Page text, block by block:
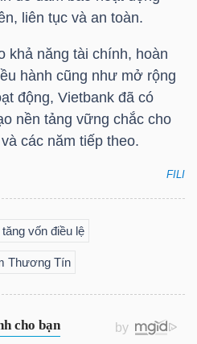
liên tục và an toàn.
khả năng tài chính, hoàn
hành cũng như mở rộng
động, Vietbank đã có
nền tảng vững chắc cho
các năm tiếp theo.
FILI
tăng vốn điều lệ
Thương Tín